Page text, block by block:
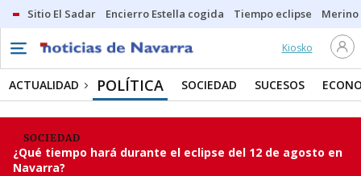
Sitio El Sadar Encierro Estella cogida Tiempo eclipse
Kiosko
ACTUALIDAD POLÍTICA SOCIEDAD SUCESOS
SOCIEDAD
¿Qué tiempo hará durante el eclipse del 12 de agosto en
Navarra?